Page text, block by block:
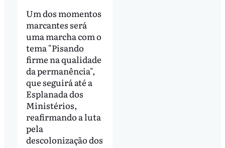
Um dos momentos
marcantes será
uma marcha com o
tema "Pisando
firme na qualidade
da permanência",
que seguirá até a
Esplanada dos
Ministérios,
reafirmando a luta
pela
descolonização dos